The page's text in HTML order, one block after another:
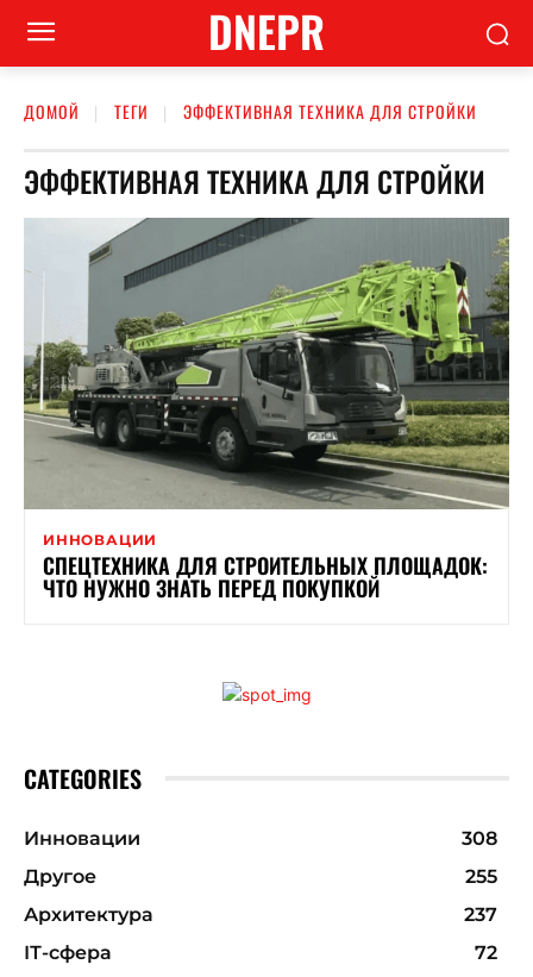
DNEPR
ДОМОЙ ТЕГИ ЭФФЕКТИВНАЯ ТЕХНИКА ДЛЯ СТРОЙКИ
ЭФФЕКТИВНАЯ ТЕХНИКА ДЛЯ СТРОЙКИ
ИННОВАЦИИ
СПЕЦТЕХНИКА ДЛЯ СТРОИТЕЛЬНЫХ ПЛОЩАДОК:
ЧТО НУЖНО ЗНАТЬ ПЕРЕД ПОКУПКОЙ
CATEGORIES
Инновации
308
Другое
255
Архитектура
237
ІТ-сфера
72